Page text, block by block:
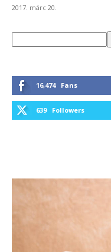
2017. márc 20.
16,474 Fans
639 Followers